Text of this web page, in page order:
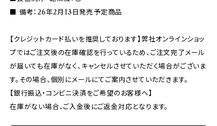
■ 備考：26年2月13日発売予定商品
【クレジットカード払いを推奨しております】弊社オンラインショッ
プではご注文後の在庫確認を行っているため、ご注文完了メール
が届いても在庫がなく、キャンセルさせていただく場合がございま
す。その場合、個別にメールにてご案内させていただきます。
【銀行振込・コンビニ決済をご希望のお客様へ】
在庫がない場合、ご入金後にご返金対応となります。